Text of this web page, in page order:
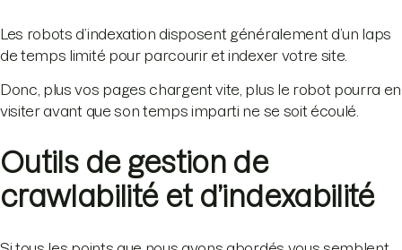
Les robots d’indexation disposent généralement d’un laps
de temps limité pour parcourir et indexer votre site.
Donc, plus vos pages chargent vite, plus le robot pourra en
visiter avant que son temps imparti ne se soit écoulé.
Outils de gestion de
crawlabilité et d’indexabilité